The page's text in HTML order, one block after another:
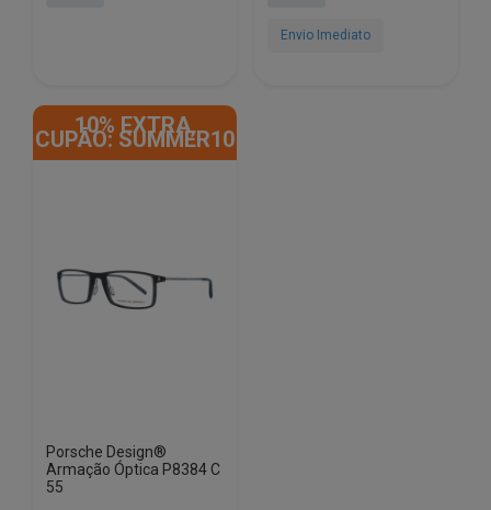
€483.00.
€98.50.
Envio Imediato
10% EXTRA,
CUPÃO: SUMMER10
Porsche Design®
Armação Óptica P8384 C
55